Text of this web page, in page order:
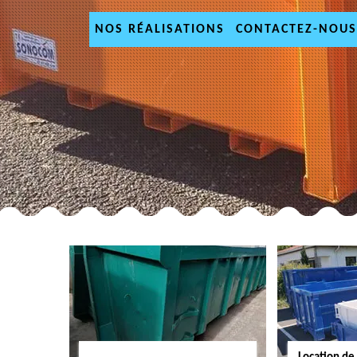
NOS RÉALISATIONS CONTACTEZ-